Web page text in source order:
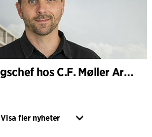
Ny avdelningschef hos C.F. Møller Architects i Köpenhamn
Visa fler nyheter